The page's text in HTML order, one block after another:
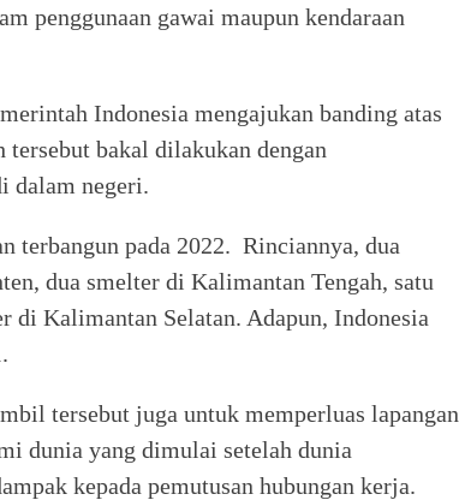
penggunaan gawai maupun kendaraan
Indonesia mengajukan banding atas
bakal dilakukan dengan
dalam negeri.
terbangun pada 2022. Rinciannya, dua
dua smelter di Kalimantan Tengah, satu
di Kalimantan Selatan. Adapun, Indonesia
tersebut juga untuk memperluas lapangan
dunia yang dimulai setelah dunia
kepada pemutusan hubungan kerja.